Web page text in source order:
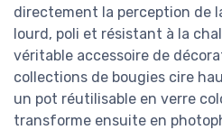
directement la perception de
lourd, poli et résistant à la
véritable accessoire de
collections de bougies cire
un pot réutilisable en verre
transforme ensuite en